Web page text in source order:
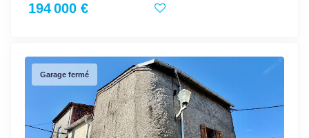
194 000 €
Garage fermé